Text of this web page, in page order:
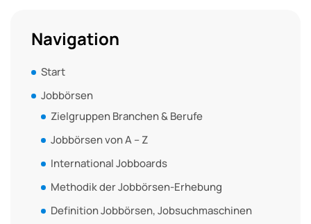
Navigation
Start
Jobbörsen
Zielgruppen Branchen & Berufe
Jobbörsen von A – Z
International Jobboards
Methodik der Jobbörsen-Erhebung
Definition Jobbörsen, Jobsuchmaschinen